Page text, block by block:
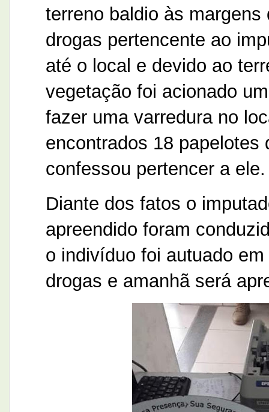
terreno baldio às
drogas pertencente ao
até o local e devido ao
vegetação foi acionado
fazer uma varredura no
encontrados 18 papelotes
confessou pertencer a ele.
Diante dos fatos o
apreendido foram
o indivíduo foi autuado
drogas e amanhã será